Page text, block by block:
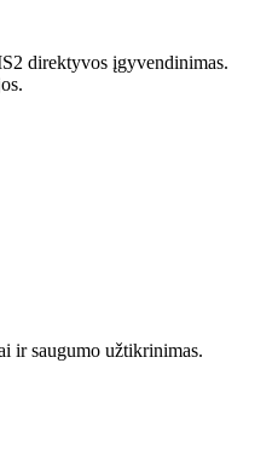
direktyvos įgyvendinimas.
ir saugumo užtikrinimas.